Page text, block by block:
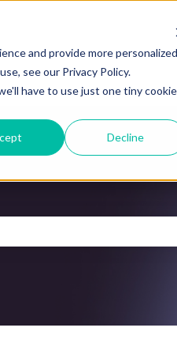
and provide more personalized
see our Privacy Policy.
have to use just one tiny cookie
Decline